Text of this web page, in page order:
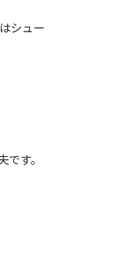
シュー
す。